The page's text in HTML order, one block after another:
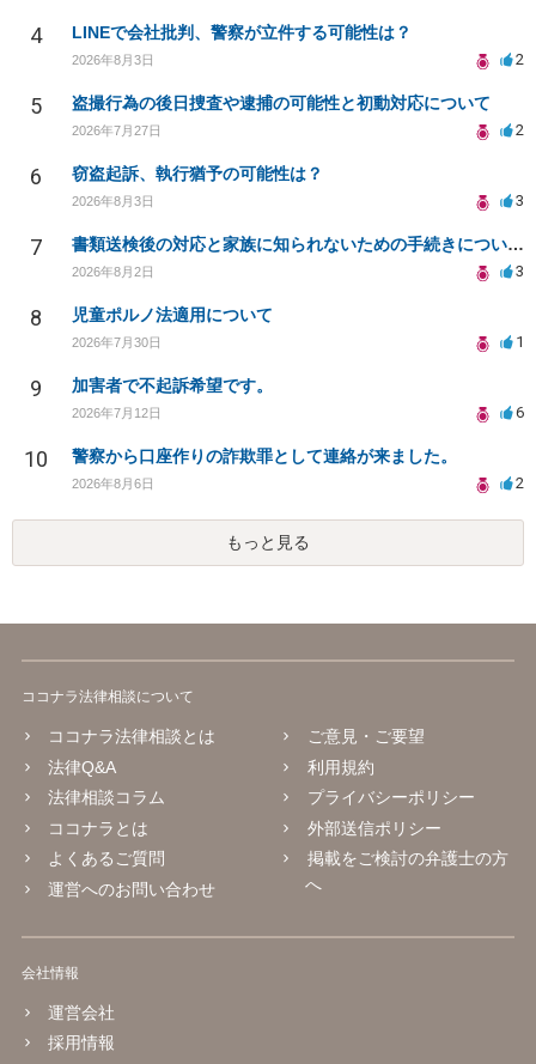
4 LINEで会社批判、警察が立件する可能性は？
2026年8月3日 2
5 盗撮行為の後日捜査や逮捕の可能性と初動対応について
2026年7月27日 2
6 窃盗起訴、執行猶予の可能性は？
2026年8月3日 3
7 書類送検後の対応と家族に知られないための手続きについて相談
2026年8月2日 3
8 児童ポルノ法適用について
2026年7月30日 1
9 加害者で不起訴希望です。
2026年7月12日 6
10 警察から口座作りの詐欺罪として連絡が来ました。
2026年8月6日 2
もっと見る
ココナラ法律相談について
ココナラ法律相談とは
法律Q&A
法律相談コラム
ココナラとは
よくあるご質問
運営へのお問い合わせ
ご意見・ご要望
利用規約
プライバシーポリシー
外部送信ポリシー
掲載をご検討の弁護士の方
へ
会社情報
運営会社
採用情報